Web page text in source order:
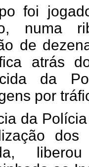
foi
numa
de
atrás
da
por
da
dos